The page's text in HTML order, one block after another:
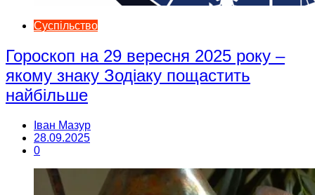
Суспільство
Гороскоп на 29 вересня 2025 року –
якому знаку Зодіаку пощастить
найбільше
Іван Мазур
28.09.2025
0